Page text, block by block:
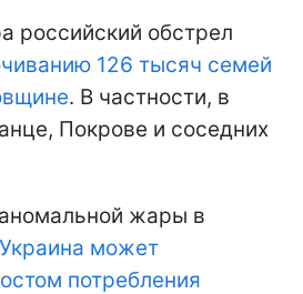
российский обстрел
126 тысяч семей
. В частности, в
Покрове и соседних
жары в
Украина может
потребления